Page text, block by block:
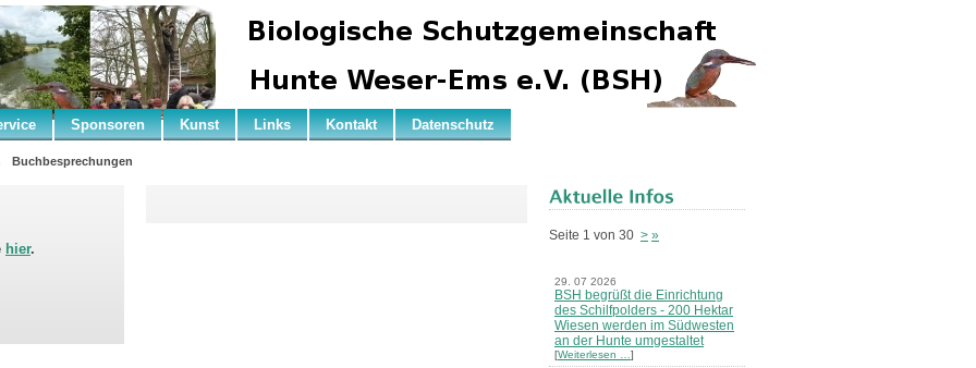
Sponsoren Kunst Links Kontakt Datenschutz
Buchbesprechungen
hier.
Seite 1 von 30 > »
29. 07 2026
BSH begrüßt die Einrichtung
des Schilfpolders - 200 Hektar
Wiesen werden im Südwesten
an der Hunte umgestaltet
[Weiterlesen … ]